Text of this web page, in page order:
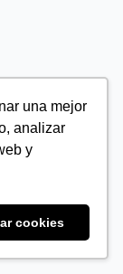
una mejor
analizar
y
cookies